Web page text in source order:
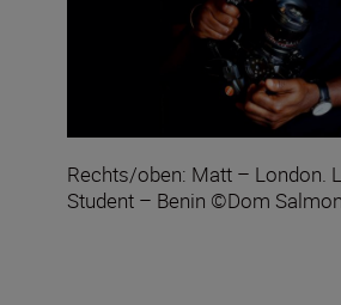
Rechts/oben: Matt – London.
Student – Benin ©Dom Salmon